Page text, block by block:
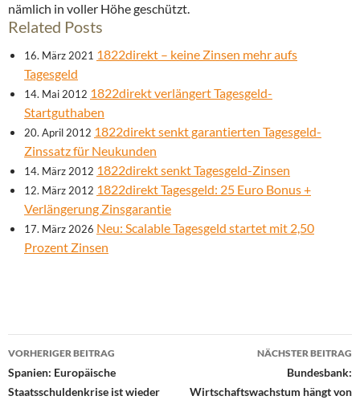
nämlich in voller Höhe geschützt.
Related Posts
16. März 2021 1822direkt – keine Zinsen mehr aufs
Tagesgeld
14. Mai 2012 1822direkt verlängert Tagesgeld-
Startguthaben
20. April 2012 1822direkt senkt garantierten Tagesgeld-
Zinssatz für Neukunden
14. März 2012 1822direkt senkt Tagesgeld-Zinsen
12. März 2012 1822direkt Tagesgeld: 25 Euro Bonus +
Verlängerung Zinsgarantie
17. März 2026 Neu: Scalable Tagesgeld startet mit 2,50
Prozent Zinsen
Beitrags-
Navigation
VORHERIGER BEITRAG
Spanien: Europäische
Staatsschuldenkrise ist wieder
NÄCHSTER BEITRAG
Bundesbank:
Wirtschaftswachstum hängt von